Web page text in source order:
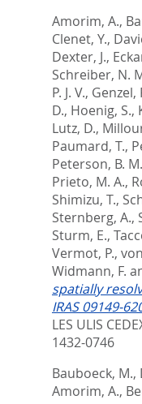
Amorim, A.,
Clenet, Y.,
Dexter, J.,
Schreiber, N.
P. J. V., Genzel,
D., Hoenig, S.,
Lutz, D.,
Paumard, T.,
Peterson, B. M.
Prieto, M. A.,
Shimizu, T.,
Sternberg, A.,
Sturm, E.,
Vermot, P.,
Widmann, F.
spatially
IRAS 09149-
LES ULIS
1432-0746
Bauboeck, M.,
Amorim, A.,